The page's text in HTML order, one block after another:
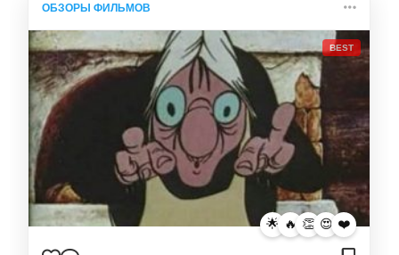
ОБЗОРЫ ФИЛЬМОВ
BEST
🌟 🔥 👏 😍 ❤️